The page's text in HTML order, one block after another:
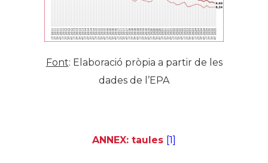
Font: Elaboració pròpia a partir de les
dades de l’EPA
ANNEX: taules [1]